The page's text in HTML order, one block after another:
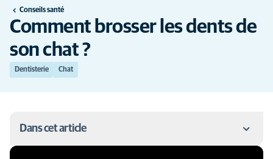
Conseils santé
Comment brosser les dents de
son chat ?
Dentisterie Chat
Dans cet article